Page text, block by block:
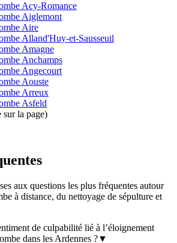
Acy-Romance
Aiglemont
Aire
Alland'Huy-et-Sausseuil
Amagne
Anchamps
Angecourt
Aouste
Arreux
Asfeld
sur la page)
aux questions les plus fréquentes autour
à distance, du nettoyage de sépulture et
de culpabilité lié à l’éloignement
dans les Ardennes ?▼